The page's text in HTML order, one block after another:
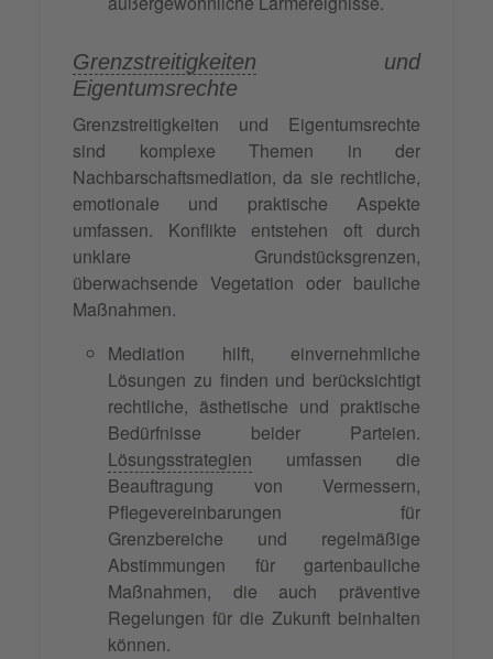
Grenzstreitigkeiten und
Eigentumsrechte
Grenzstreitigkeiten und Eigentumsrechte
sind komplexe Themen in der
Nachbarschaftsmediation, da sie rechtliche,
emotionale und praktische Aspekte
umfassen. Konflikte entstehen oft durch
unklare Grundstücksgrenzen,
überwachsende Vegetation oder bauliche
Maßnahmen.
Mediation hilft, einvernehmliche
Lösungen zu finden und berücksichtigt
rechtliche, ästhetische und praktische
Bedürfnisse beider Parteien.
Lösungsstrategien umfassen die
Beauftragung von Vermessern,
Pflegevereinbarungen für
Grenzbereiche und regelmäßige
Abstimmungen für gartenbauliche
Maßnahmen, die auch präventive
Regelungen für die Zukunft beinhalten
können.